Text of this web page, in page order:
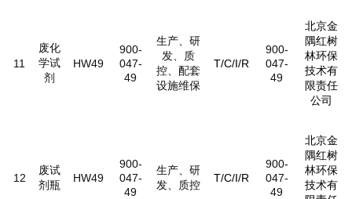
11
废化
学试
剂
HW49
900-
047-
49
生产、研
发、质
控、配套
设施维保
T/C/I/R
900-
047-
49
北京金
隅红树
林环保
技术有
限责任
公司
12
废试
剂瓶
HW49
900-
047-
49
生产、研
发、质控
T/C/I/R
900-
047-
49
北京金
隅红树
林环保
技术有